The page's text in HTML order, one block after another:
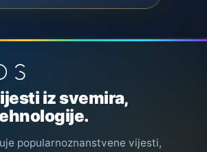
iz svemira,
popularnoznanstvene vijesti,